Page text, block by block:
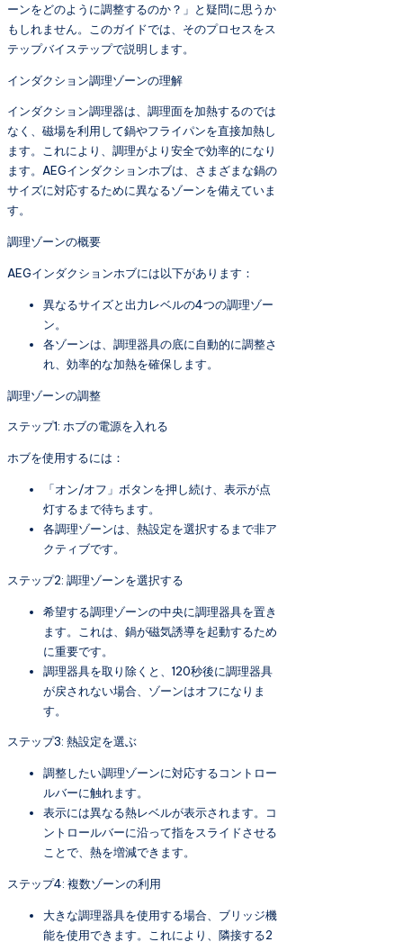
ーンをどのように調整するのか？」と疑問に思うか
もしれません。このガイドでは、そのプロセスをス
テップバイステップで説明します。
インダクション調理ゾーンの理解
インダクション調理器は、調理面を加熱するのでは
なく、磁場を利用して鍋やフライパンを直接加熱し
ます。これにより、調理がより安全で効率的になり
ます。AEGインダクションホブは、さまざまな鍋の
サイズに対応するために異なるゾーンを備えていま
す。
調理ゾーンの概要
AEGインダクションホブには以下があります：
異なるサイズと出力レベルの4つの調理ゾー
ン。
各ゾーンは、調理器具の底に自動的に調整さ
れ、効率的な加熱を確保します。
調理ゾーンの調整
ステップ1: ホブの電源を入れる
ホブを使用するには：
「オン/オフ」ボタンを押し続け、表示が点
灯するまで待ちます。
各調理ゾーンは、熱設定を選択するまで非ア
クティブです。
ステップ2: 調理ゾーンを選択する
希望する調理ゾーンの中央に調理器具を置き
ます。これは、鍋が磁気誘導を起動するため
に重要です。
調理器具を取り除くと、120秒後に調理器具
が戻されない場合、ゾーンはオフになりま
す。
ステップ3: 熱設定を選ぶ
調整したい調理ゾーンに対応するコントロー
ルバーに触れます。
表示には異なる熱レベルが表示されます。コ
ントロールバーに沿って指をスライドさせる
ことで、熱を増減できます。
ステップ4: 複数ゾーンの利用
大きな調理器具を使用する場合、ブリッジ機
能を使用できます。これにより、隣接する2